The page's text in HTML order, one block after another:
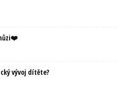
vývoj dítěte?